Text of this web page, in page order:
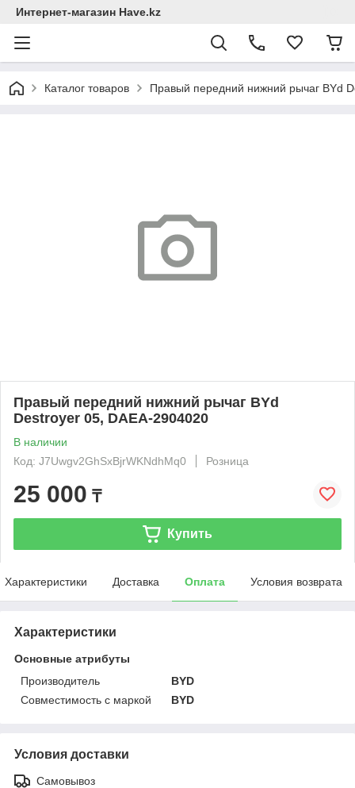
Интернет-магазин Have.kz
Каталог товаров Правый передний нижний рычаг BYd
Правый передний нижний рычаг BYd
Destroyer 05, DAEA-2904020
В наличии
Код: J7Uwgv2GhSxBjrWKNdhMq0
Розница
25 000 ₸
Купить
Характеристики Доставка Оплата Условия возврата
Характеристики
Основные атрибуты
Производитель
BYD
Совместимость с маркой
BYD
Условия доставки
Самовывоз